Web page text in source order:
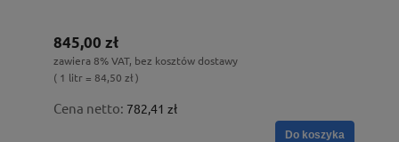
845,00 zł
zawiera 8% VAT, bez kosztów dostawy
( 1 litr = 84,50 zł )
Cena netto: 782,41 zł
Do koszyka